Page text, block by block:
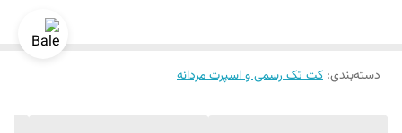
دسته‌بندی: کت تک رسمی و اسپرت مردانه